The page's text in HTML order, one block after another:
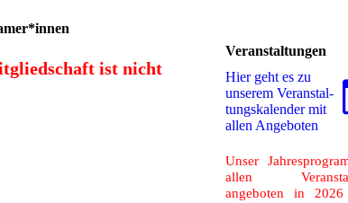
ist nicht
Veranstaltungen
Hier geht es zu
unserem Ver­an­stal­
tungs­ka­len­der mit
allen Angeboten
Unser
allen
angeboten in